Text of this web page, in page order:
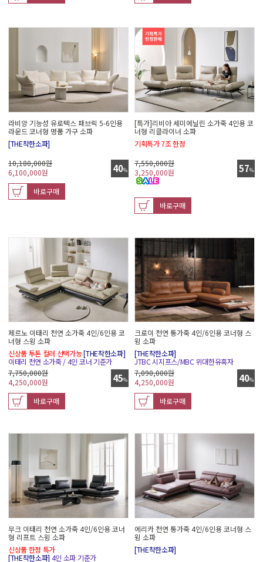
라비앙 기능성 유로텍스 패브릭 5-6인용
라운드 코너형 명품 가구 소파
[THE착한소파]
40%
10,180,000원
6,100,000원
바로구매
[특가]리비아 세미에닐린 소가죽 4인용 코
너형 리클라이너 소파
기획특가 7조 한정
57%
7,550,000원
3,250,000원
바로구매
제르노 이태리 천연 소가죽 4인/6인용 코
너형 스윙 소파
신상품 투톤 컬러 선택가능[THE착한소파]
이태리 천연 소가죽 / 4인 코너 기준가
45%
7,750,000원
4,250,000원
바로구매
크로이 천연 통가죽 4인/6인용 코너형 스
윙 소파
[THE착한소파]
JTBC 시지프스/MBC 위대한유혹자
40%
7,090,000원
4,250,000원
바로구매
무크 이태리 천연 소가죽 4인/6인용 코너
형 리프트 스윙 소파
신상품 한정 특가
[THE착한소파] 4인 소파 기준가
에리카 천연 통가죽 4인/6인용 코너형 스
윙 소파
[THE착한소파]